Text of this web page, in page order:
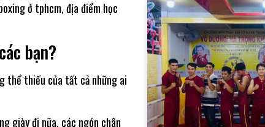
bạn?
thể thiếu của tất cả những ai
giày đi nữa, các ngón chân